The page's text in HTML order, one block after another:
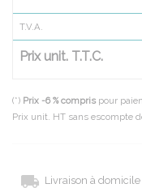
T.V.A.
Prix unit. T.T.C.
(*) Prix -6 % compris pour
Prix unit. HT sans escompte
Livraison à